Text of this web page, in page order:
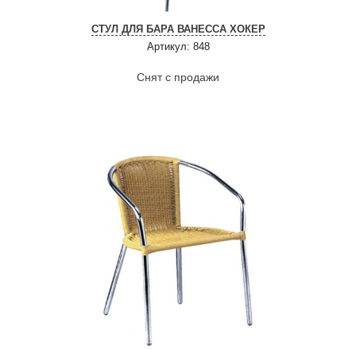
СТУЛ ДЛЯ БАРА ВАНЕССА ХОКЕР
Артикул: 848
Снят с продажи